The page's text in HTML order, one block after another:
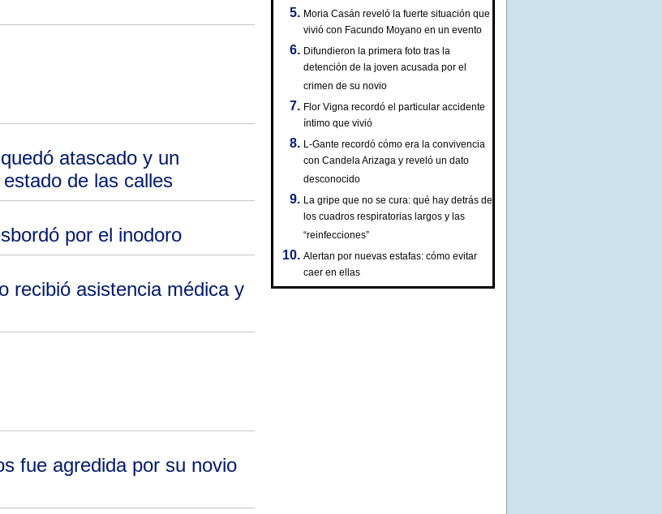
atascado y un
de las calles
por el inodoro
recibió asistencia médica y
fue agredida por su novio
Moria Casán reveló la fuerte situación que
vivió con Facundo Moyano en un evento
Difundieron la primera foto tras la
detención de la joven acusada por el
crimen de su novio
Flor Vigna recordó el particular accidente
íntimo que vivió
L-Gante recordó cómo era la convivencia
con Candela Arizaga y reveló un dato
desconocido
La gripe que no se cura: qué hay detrás de
los cuadros respiratorias largos y las
“reinfecciones”
Alertan por nuevas estafas: cómo evitar
caer en ellas